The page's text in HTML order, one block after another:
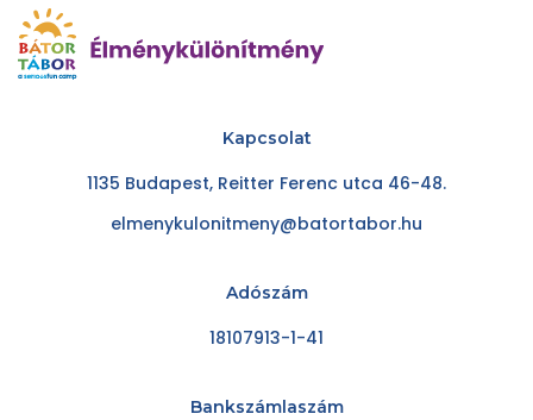
Kapcsolat
1135 Budapest, Reitter Ferenc utca 46-48.
elmenykulonitmeny@batortabor.hu
Adószám
18107913-1-41
Bankszámlaszám